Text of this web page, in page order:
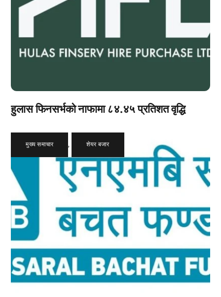
हुलास फिनसर्भको नाफामा ८४.४५ प्रतिशत वृद्धि
मुख्य समाचार , शेयर बजार